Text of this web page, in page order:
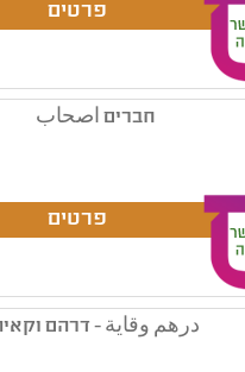
חברים اصحاب
درهم وقاية - דרהם